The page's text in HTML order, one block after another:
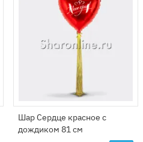
Шар Сердце красное с
дождиком 81 см